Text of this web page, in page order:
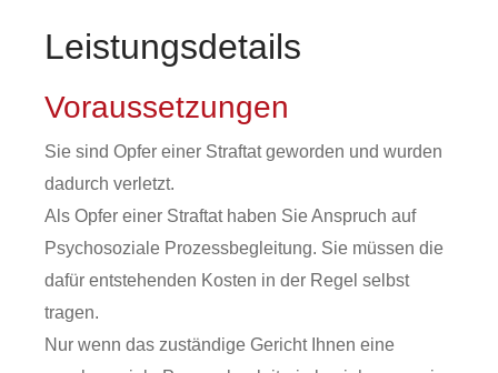
Leistungsdetails
Voraussetzungen
Sie sind Opfer einer Straftat geworden und wurden
dadurch verletzt.
Als Opfer einer Straftat haben Sie Anspruch auf
Psychosoziale Prozessbegleitung. Sie müssen die
dafür entstehenden Kosten in der Regel selbst
tragen.
Nur wenn das zuständige Gericht Ihnen eine